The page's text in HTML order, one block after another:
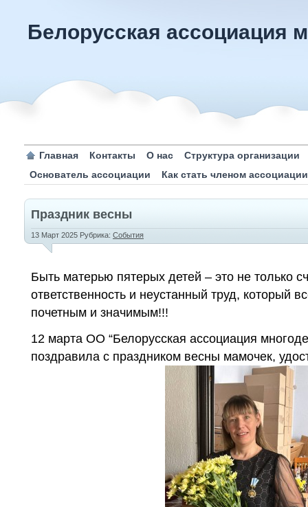
Белорусская ассоциация
Главная Контакты О нас
Структура организации
Основатель ассоциации
Как стать членом ассоциации
Праздник весны
13 Март 2025 Рубрика: События
Быть матерью пятерых детей – это не только
ответственность и неустанный труд, который
почетным и значимым!!!
12 марта ОО “Белорусская ассоциация
поздравила с праздником весны мамочек,